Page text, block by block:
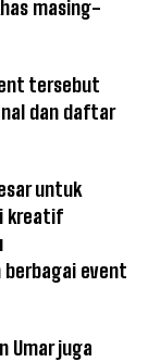
masing-
tersebut
dan daftar
untuk
kreatif
berbagai event
Umar juga